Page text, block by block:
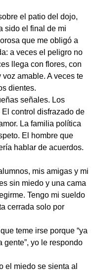
el patio del dojo,
sido el final de mi
que me obligó a
a veces el peligro no
llega con flores, con
amable. A veces te
dientes.
señales. Los
control disfrazado de
La familia política
El hombre que
hablar de acuerdos.
mis amigas y mi
sin miedo y una cama
Tengo mi sueldo
cerrada solo por
teme irse porque “ya
gente”, yo le respondo
el miedo se sienta al